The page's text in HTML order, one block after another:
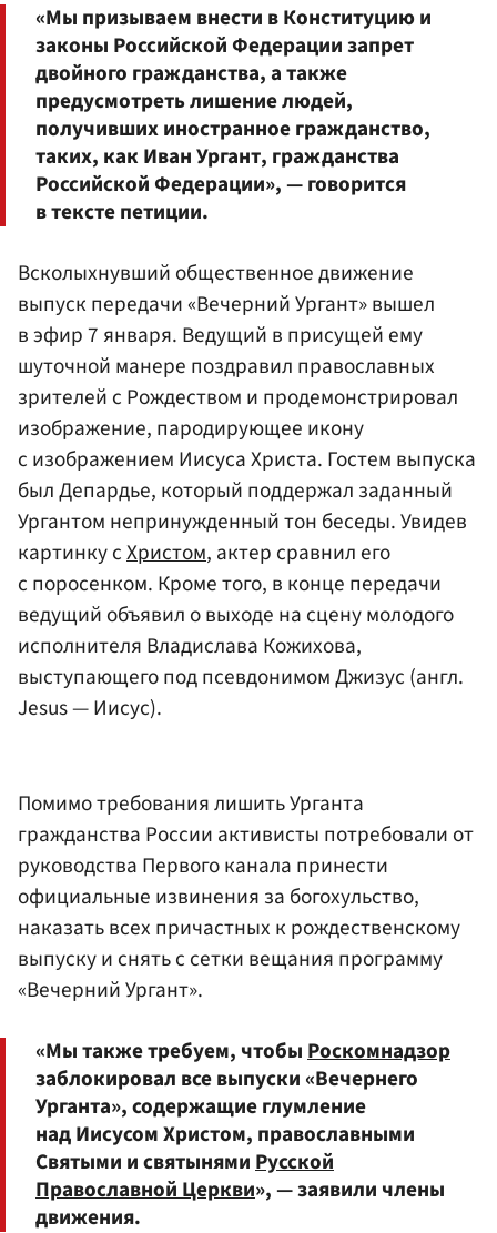
«Мы призываем внести в Конституцию и
законы Российской Федерации запрет
двойного гражданства, а также
предусмотреть лишение людей,
получивших иностранное гражданство,
таких, как Иван Ургант, гражданства
Российской Федерации», — говорится
в тексте петиции.
Всколыхнувший общественное движение
выпуск передачи «Вечерний Ургант» вышел
в эфир 7 января. Ведущий в присущей ему
шуточной манере поздравил православных
зрителей с Рождеством и продемонстрировал
изображение, пародирующее икону
с изображением Иисуса Христа. Гостем выпуска
был Депардье, который поддержал заданный
Ургантом непринужденный тон беседы. Увидев
картинку сХристом, актер сравнил его
с поросенком. Кроме того, в конце передачи
ведущий объявил о выходе на сцену молодого
исполнителя Владислава Кожихова,
выступающего под псевдонимом Джизус (англ.
Jesus — Иисус).
Помимо требования лишить Урганта
гражданства России активисты потребовали от
руководства Первого канала принести
официальные извинения за богохульство,
наказать всех причастных к рождественскому
выпуску и снять с сетки вещания программу
«Вечерний Ургант».
«Мы также требуем, чтобыРоскомнадзор
заблокировал все выпуски «Вечернего
Урганта», содержащие глумление
над Иисусом Христом, православными
Святыми и святынямиРусской
Православной Церкви», — заявили члены
движения.